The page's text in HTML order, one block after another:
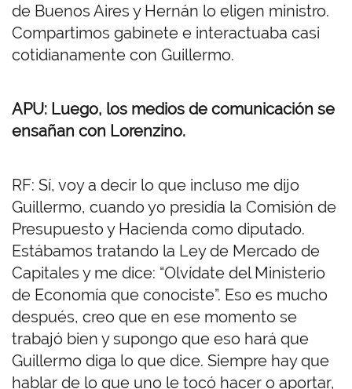
de Buenos Aires y Hernán lo eligen ministro.
Compartimos gabinete e interactuaba casi
cotidianamente con Guillermo.
APU: Luego, los medios de comunicación se
ensañan con Lorenzino.
RF: Sí, voy a decir lo que incluso me dijo
Guillermo, cuando yo presidía la Comisión de
Presupuesto y Hacienda como diputado.
Estábamos tratando la Ley de Mercado de
Capitales y me dice: “Olvídate del Ministerio
de Economía que conociste”. Eso es mucho
después, creo que en ese momento se
trabajó bien y supongo que eso hará que
Guillermo diga lo que dice. Siempre hay que
hablar de lo que uno le tocó hacer o aportar,